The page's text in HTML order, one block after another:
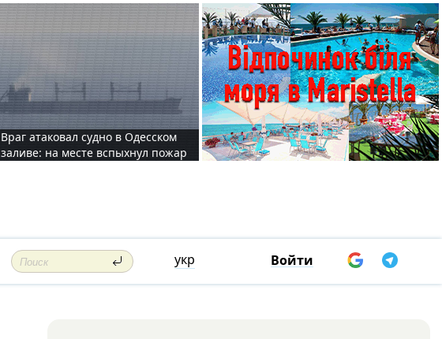
Враг атаковал судно в Одесском
заливе: на месте вспыхнул пожар
укр Войти